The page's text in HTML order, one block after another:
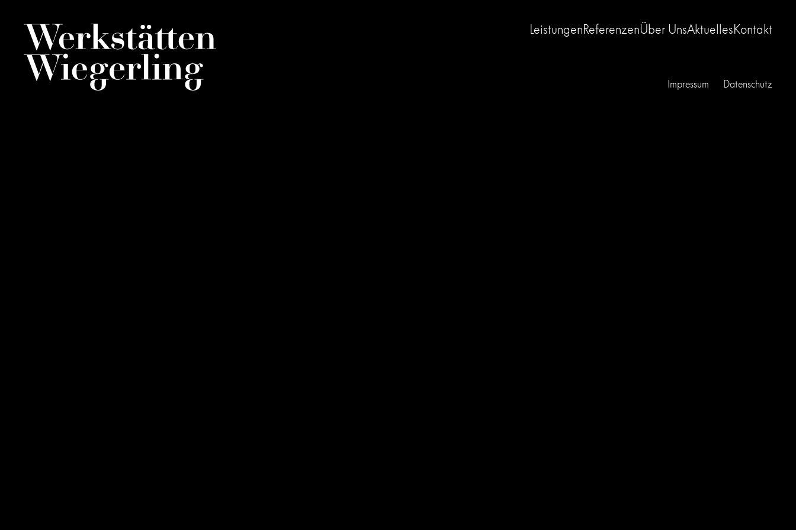
LeistungenReferenzenÜber UnsAktuellesKontakt
Impressum Datenschutz